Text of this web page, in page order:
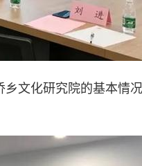
文化研究院的基本情